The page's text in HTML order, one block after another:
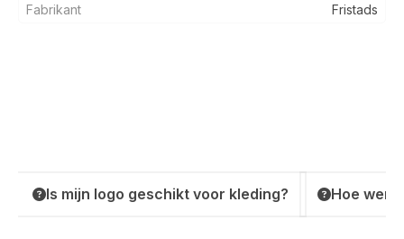
Fabrikant Fristads
Is mijn logo geschikt voor kleding? Hoe